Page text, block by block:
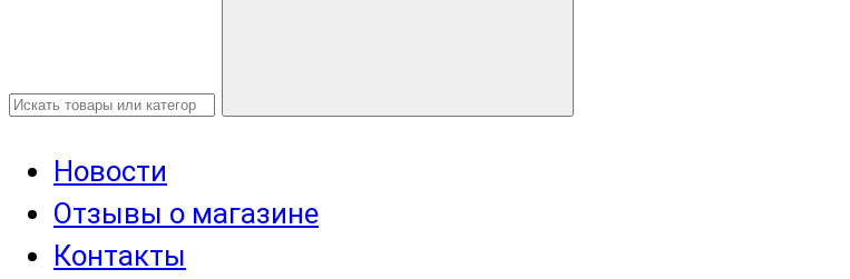
Новости
Отзывы о магазине
Контакты